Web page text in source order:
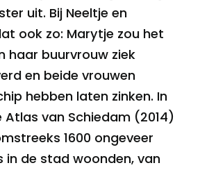
uit. Bij Neeltje en
ook zo: Marytje zou het
haar buurvrouw ziek
en beide vrouwen
hebben laten zinken. In
Atlas van Schiedam (2014)
1600 ongeveer
in de stad woonden, van